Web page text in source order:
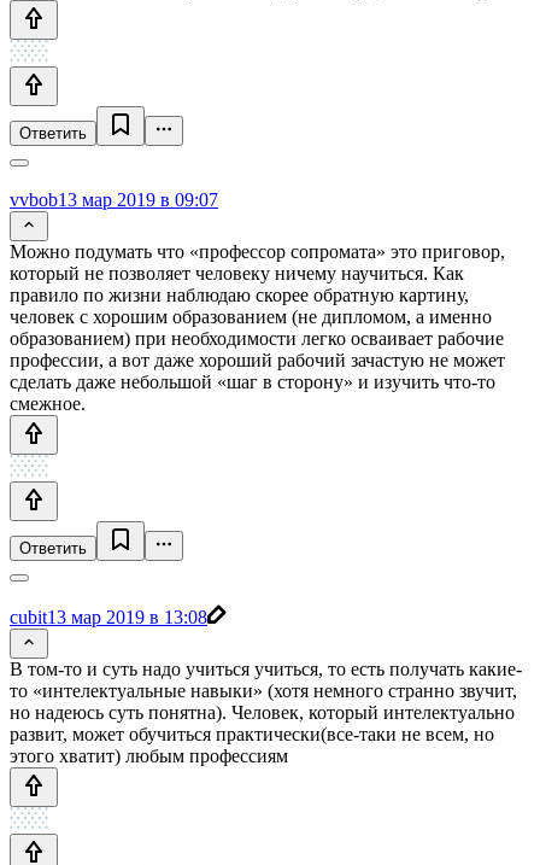
Ответить
vvbob13 мар 2019 в 09:07
Можно подумать что «профессор сопромата» это приговор,
который не позволяет человеку ничему научиться. Как
правило по жизни наблюдаю скорее обратную картину,
человек с хорошим образованием (не дипломом, а именно
образованием) при необходимости легко осваивает рабочие
профессии, а вот даже хороший рабочий зачастую не может
сделать даже небольшой «шаг в сторону» и изучить что-то
смежное.
Ответить
cubit13 мар 2019 в 13:08
В том-то и суть надо учиться учиться, то есть получать какие-
то «интелектуальные навыки» (хотя немного странно звучит,
но надеюсь суть понятна). Человек, который интелектуально
развит, может обучиться практически(все-таки не всем, но
этого хватит) любым профессиям